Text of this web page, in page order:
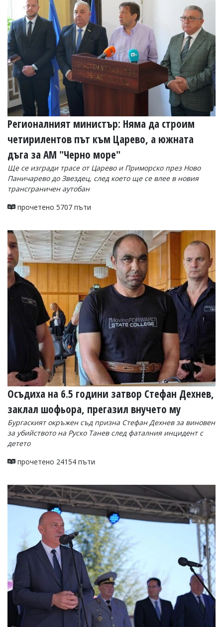
УКРАЙНА
СПОРТ
РАЗСЛЕДВАНЕ
БИЗНЕС
ЮГ
Управители:
Веселин
Василев,
email:
v.vasilev@flagman.bg
Касабова,
еmail:k.kassabova@flagman.bg
Главен
редактор:
Иван
email:
Коментарите
под
статиите
се
въвеждат
от
читателите
редакцията
отговорност
обиден
за
вас
моля
сигнализирайте
ни!
Регионалният министър: Няма да строим
четирилентов път към Царево, а южната
дъга за АМ "Черно море"
Ще се изгради трасе от Царево и Приморско през Ново
Паничарево до Звездец, след което ще се влее в новия
трансграничен аутобан
прочетено 5707 пъти
Осъдиха на 6.5 години затвор Стефан Дехнев,
заклал шофьора, прегазил внучето му
Бургаският окръжен съд призна Стефан Дехнев за виновен
за убийството на Руско Танев след фаталния инцидент с
детето
прочетено 24154 пъти